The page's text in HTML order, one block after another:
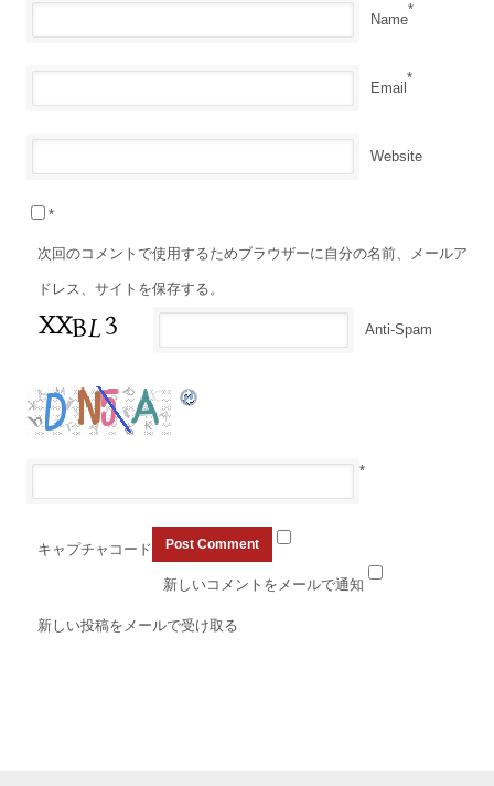
Name
*
Email
*
Website
次回のコメントで使用するためブラウザーに自分の名前、メールア
ドレス、サイトを保存する。
Anti-Spam
*
キャプチャコード
*
新しいコメントをメールで通知
新しい投稿をメールで受け取る